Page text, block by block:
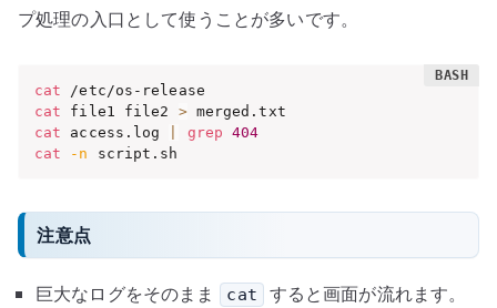
プ処理の入口として使うことが多いです。
cat
cat file1 file2 >
cat access.log grep
404
cat
-n script.sh
注意点
巨大なログをそのまま cat
すると画面が流れます。